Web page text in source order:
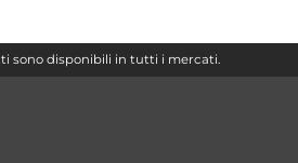
sono disponibili in tutti i mercati.